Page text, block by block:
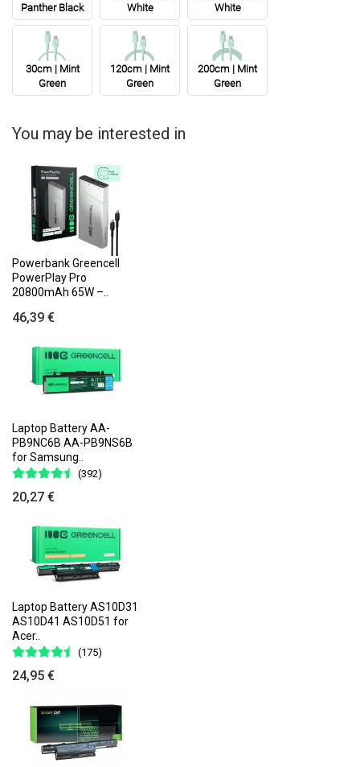
Panther Black
White
White
30cm | Mint
Green
120cm | Mint
Green
200cm | Mint
Green
You may be interested in
Powerbank Greencell
PowerPlay Pro
20800mAh 65W –..
46,39 €
Laptop Battery AA-
PB9NC6B AA-PB9NS6B
for Samsung..
(392)
20,27 €
Laptop Battery AS10D31
AS10D41 AS10D51 for
Acer..
(175)
24,95 €